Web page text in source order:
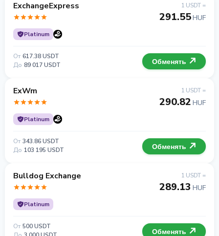
ExchangeExpress
Platinum
1 USDT =
291.55HUF
От 617.38 USDT
До 89 017 USDT Обменять
ExWm
Platinum
1 USDT =
290.82 HUF
От 343.86 USDT
До 103 195 USDT Обменять
Bulldog Exchange
Platinum
1 USDT =
289.13 HUF
От 500 USDT
Обменять